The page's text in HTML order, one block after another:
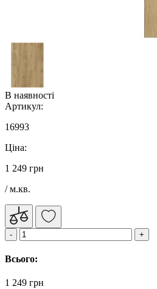
В наявності
Артикул:
16993
Ціна:
1 249 грн
/ м.кв.
Всього:
1 249 грн